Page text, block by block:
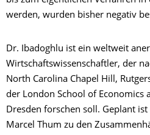
werden, wurden bisher negativ
Dr. Ibadoghlu ist ein weltweit
Wirtschaftswissenschaftler, der
North Carolina Chapel Hill,
der London School of Economics
Dresden forschen soll. Geplant
Marcel Thum zu den